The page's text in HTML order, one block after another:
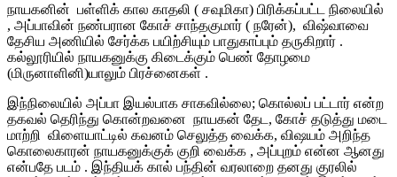
நாயகனின் பள்ளிக் கால காதலி ( சவுமிகா) பிரிக்கப்பட்ட நிலையில்
, அப்பாவின் நண்பரான கோச் சாந்தகுமார் ( நரேன்), விஷ்வாவை
தேசிய அணியில் சேர்க்க பயிற்சியும் பாதுகாப்பும் தருகிறார் .
கல்லூரியில் நாயகனுக்கு கிடைக்கும் பெண் தோழமை
(மிருனாளினி)யாலும் பிரச்னைகள் .
இந்நிலையில் அப்பா இயல்பாக சாகவில்லை; கொல்லப் பட்டார் என்ற
தகவல் தெரிந்து கொன்றவனை நாயகன் தேட, கோச் தடுத்து மடை
மாற்றி விளையாட்டில் கவனம் செலுத்த வைக்க, விஷயம் அறிந்த
கொலைகாரன் நாயகனுக்குக் குறி வைக்க , அப்புறம் என்ன ஆனது
என்பதே படம் . இந்தியக் கால் பந்தின் வரலாறை தனது குரலில்